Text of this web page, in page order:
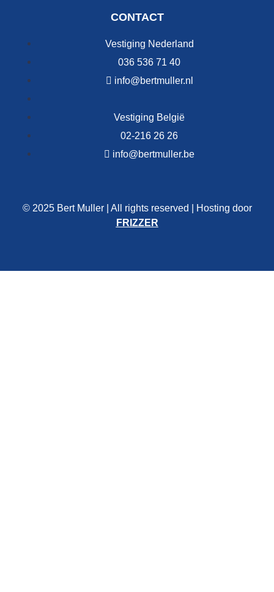
CONTACT
Vestiging Nederland
036 536 71 40
info@bertmuller.nl
Vestiging België
02-216 26 26
info@bertmuller.be
© 2025 Bert Muller | All rights reserved | Hosting door
FRIZZER